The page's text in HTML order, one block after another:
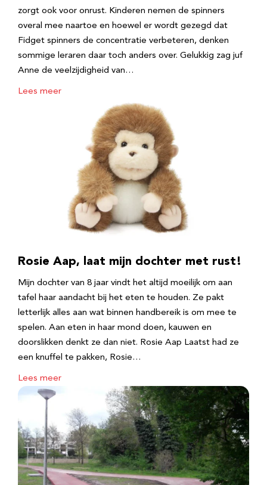
zorgt ook voor onrust. Kinderen nemen de spinners
overal mee naartoe en hoewel er wordt gezegd dat
Fidget spinners de concentratie verbeteren, denken
sommige leraren daar toch anders over. Gelukkig zag juf
Anne de veelzijdigheid van…
Lees meer
Rosie Aap, laat mijn dochter met rust!
Mijn dochter van 8 jaar vindt het altijd moeilijk om aan
tafel haar aandacht bij het eten te houden. Ze pakt
letterlijk alles aan wat binnen handbereik is om mee te
spelen. Aan eten in haar mond doen, kauwen en
doorslikken denkt ze dan niet. Rosie Aap Laatst had ze
een knuffel te pakken, Rosie…
Lees meer